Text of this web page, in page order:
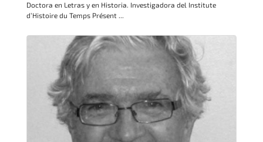
Doctora en Letras y en Historia. Investigadora del Institute
d’Histoire du Temps Présent ...